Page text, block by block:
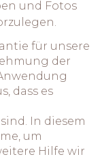
und Fotos
für unsere
der
dass es
In diesem
um
Hilfe wir